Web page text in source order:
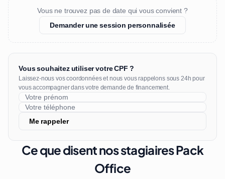
Vous ne trouvez pas de date qui vous convient ?
Demander une session personnalisée
Vous souhaitez utiliser votre CPF ?
Laissez-nous vos coordonnées et nous vous rappelons sous 24h pour
vous accompagner dans votre demande de financement.
Me rappeler
Ce que disent nos stagiaires Pack
Office